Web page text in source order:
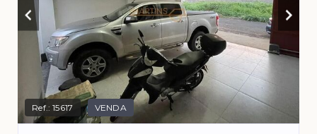
Ref.:15617 VENDA